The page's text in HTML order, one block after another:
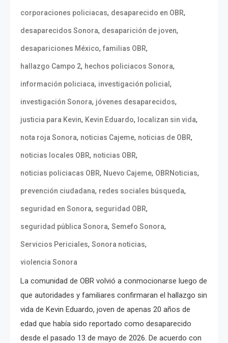
corporaciones policiacas, desaparecido en OBR,
desaparecidos Sonora, desaparición de joven,
desapariciones México, familias OBR,
hallazgo Campo 2, hechos policiacos Sonora,
información policiaca, investigación policial ,
investigación Sonora, jóvenes desaparecidos,
justicia para Kevin, Kevin Eduardo, localizan sin vida,
nota roja Sonora, noticias Cajeme, noticias de OBR,
noticias locales OBR, noticias OBR,
noticias policiacas OBR, Nuevo Cajeme, OBRNoticias,
prevención ciudadana, redes sociales búsqueda,
seguridad en Sonora, seguridad OBR,
seguridad pública Sonora, Semefo Sonora,
Servicios Periciales, Sonora noticias,
violencia Sonora
La comunidad de OBR volvió a conmocionarse luego de
que autoridades y familiares confirmaran el hallazgo sin
vida de Kevin Eduardo, joven de apenas 20 años de
edad que había sido reportado como desaparecido
desde el pasado 13 de mayo de 2026. De acuerdo con